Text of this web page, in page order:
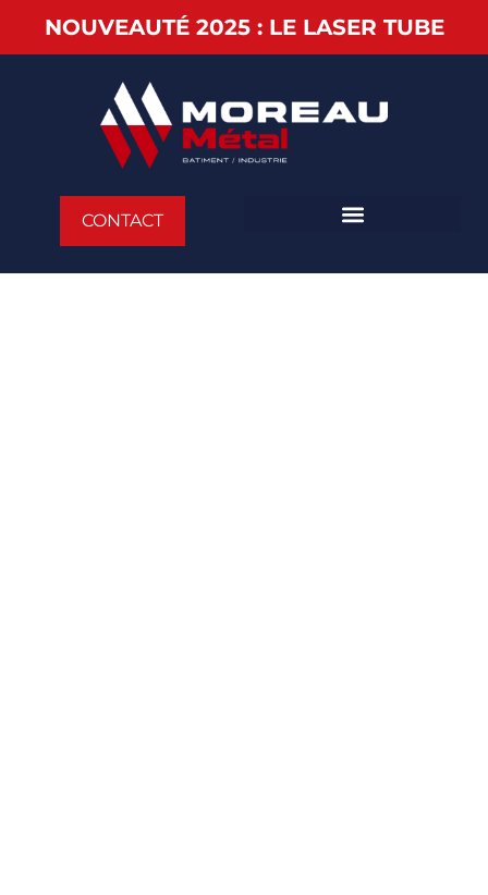
NOUVEAUTÉ 2025 : LE LASER TUBE
CONTACT